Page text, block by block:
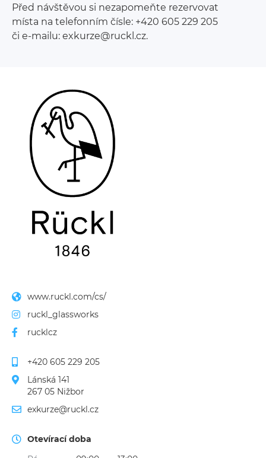
Před návštěvou si nezapomeňte rezervovat
místa na telefonním čísle: +420 605 229 205
či e-mailu: exkurze@ruckl.cz.
www.ruckl.com/cs/
ruckl_glassworks
rucklcz
+420 605 229 205
Lánská 141
267 05 Nižbor
exkurze@ruckl.cz
Otevírací doba